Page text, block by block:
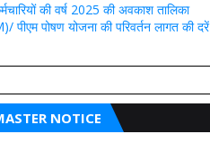
की वर्ष 2025 की अवकाश तालिका
पोषण योजना की परिवर्तन लागत की दरें
NOTICE